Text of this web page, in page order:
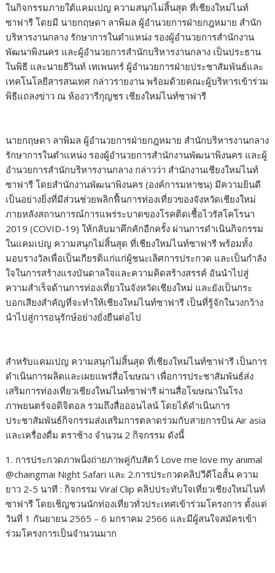
ในกิจกรรมภายใต้แคมเปญ ความสนุกไม่สิ้นสุด ที่เชียงใหม่ไนท์
ซาฟารี โดยมี นายกฤษดา ลาพิมล ผู้อำนวยการฝ่ายกฎหมาย สำนัก
บริหารงานกลาง รักษาการในตำแหน่ง รองผู้อำนวยการสำนักงาน
พัฒนาพิงนคร และผู้อำนวยการสำนักบริหารงานกลาง เป็นประธาน
ในพิธี และนายธีวินท์ เทเพนทร์ ผู้อำนวยการฝ่ายประชาสัมพันธ์และ
เทคโนโลยีสารสนเทศ กล่าวรายงาน พร้อมด้วยคณะผู้บริหารเข้าร่วม
พิธีแถลงข่าว ณ ห้องวารีกุญชร เชียงใหม่ไนท์ซาฟารี
นายกฤษดา ลาพิมล ผู้อำนวยการฝ่ายกฎหมาย สำนักบริหารงานกลาง
รักษาการในตำแหน่ง รองผู้อำนวยการสำนักงานพัฒนาพิงนคร และผู้
อำนวยการสำนักบริหารงานกลาง กล่าวว่า สำนักงานเชียงใหม่ไนท์
ซาฟารี โดยสำนักงานพัฒนาพิงนคร (องค์การมหาชน) มีความยินดี
เป็นอย่างยิ่งที่มีส่วนช่วยพลิกฟื้นการท่องเที่ยวของจังหวัดเชียงใหม่
ภายหลังสถานการณ์การแพร่ระบาดของโรคติดเชื้อไวรัสโคโรนา
2019 (COVID-19) ให้กลับมาคึกคักอีกครั้ง ผ่านการดำเนินกิจกรรม
ในแคมเปญ ความสนุกไม่สิ้นสุด ที่เชียงใหม่ไนท์ซาฟารี พร้อมทั้ง
มอบรางวัลเพื่อเป็นเกียรติแก่แก่ผู้ชนะเลิศการประกวด และเป็นกำลัง
ใจในการสร้างแรงบันดาลใจและความคิดสร้างสรรค์ อันนำไปสู่
ความสำเร็จด้านการท่องเที่ยวในจังหวัดเชียงใหม่ และยังเป็นกระ
บอกเสียงสำคัญที่จะทำให้เชียงใหม่ไนท์ซาฟารี เป็นที่รู้จักในวงกว้าง
นำไปสู่การอนุรักษ์อย่างยั่งยืนต่อไป
สำหรับแคมเปญ ความสนุกไม่สิ้นสุด ที่เชียงใหม่ไนท์ซาฟารี เป็นการ
ดำเนินการผลิตและเผยแพร่สื่อโฆษณา เพื่อการประชาสัมพันธ์ส่ง
เสริมการท่องเที่ยวเชียงใหม่ไนท์ซาฟารี ผ่านสื่อโฆษณาในโรง
ภาพยนตร์จอดิจิตอล รวมถึงสื่อออนไลน์ โดยได้ดำเนินการ
ประชาสัมพันธ์กิจกรรมส่งเสริมการตลาดร่วมกับสายการบิน Air asia
และเครื่องดื่ม ตราช้าง จำนวน 2 กิจกรรม ดังนี้
1. การประกวดภาพนิ่งถ่ายภาพคู่กับสัตว์ Love me love my animal
@chaingmai Night Safari และ 2.การประกวดคลิปวีดีโอสั้น ความ
ยาว 2-5 นาที : กิจกรรม Viral Clip คลิปประทับใจเที่ยวเชียงใหม่ไนท์
ซาฟารี โดยเชิญชวนนักท่องเที่ยวทั่วประเทศเข้าร่วมโครงการ ตั้งแต่
วันที่ 1 กันยายน 2565 – 6 มกราคม 2566 และมีผู้สนใจสมัครเข้า
ร่วมโครงการเป็นจำนวนมาก